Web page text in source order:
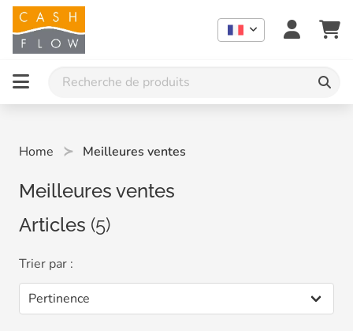
Home Meilleures ventes
Meilleures ventes
Articles (5)
Trier par :